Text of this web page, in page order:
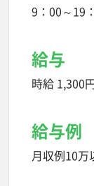
9：00～19
給与
時給 1,300
給与例
月収例10万